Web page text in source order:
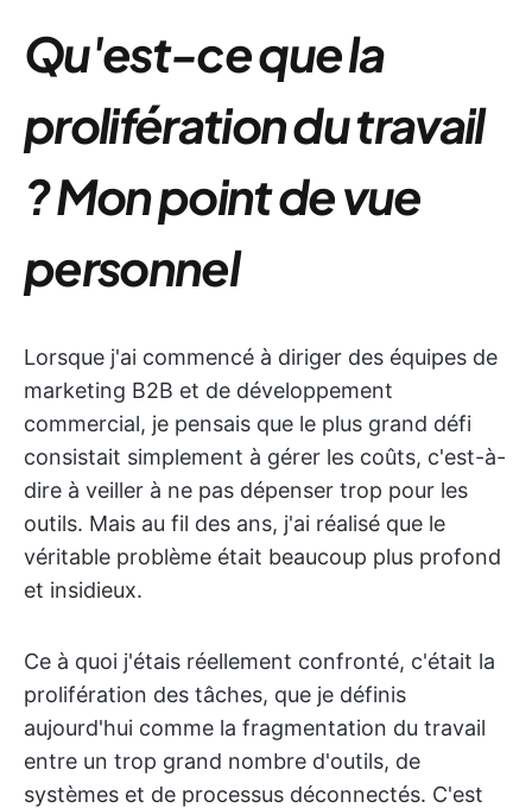
Qu'est-ce que la
prolifération du travail
? Mon point de vue
personnel
Lorsque j'ai commencé à diriger des équipes de
marketing B2B et de développement
commercial, je pensais que le plus grand défi
consistait simplement à gérer les coûts, c'est-à-
dire à veiller à ne pas dépenser trop pour les
outils. Mais au fil des ans, j'ai réalisé que le
véritable problème était beaucoup plus profond
et insidieux.
Ce à quoi j'étais réellement confronté, c'était la
prolifération des tâches, que je définis
aujourd'hui comme la fragmentation du travail
entre un trop grand nombre d'outils, de
systèmes et de processus déconnectés. C'est